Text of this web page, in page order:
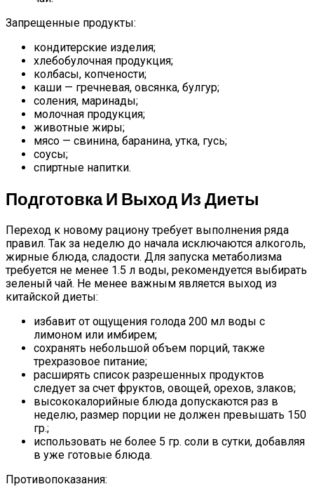
Запрещенные продукты:
кондитерские изделия;
хлебобулочная продукция;
колбасы, копчености;
каши — гречневая, овсянка, булгур;
соления, маринады;
молочная продукция;
животные жиры;
мясо — свинина, баранина, утка, гусь;
соусы;
спиртные напитки.
Подготовка И Выход Из Диеты
Переход к новому рациону требует выполнения ряда
правил. Так за неделю до начала исключаются алкоголь,
жирные блюда, сладости. Для запуска метаболизма
требуется не менее 1.5 л воды, рекомендуется выбирать
зеленый чай. Не менее важным является выход из
китайской диеты:
избавит от ощущения голода 200 мл воды с
лимоном или имбирем;
сохранять небольшой объем порций, также
трехразовое питание;
расширять список разрешенных продуктов
следует за счет фруктов, овощей, орехов, злаков;
высококалорийные блюда допускаются раз в
неделю, размер порции не должен превышать 150
гр.;
использовать не более 5 гр. соли в сутки, добавляя
в уже готовые блюда.
Противопоказания: